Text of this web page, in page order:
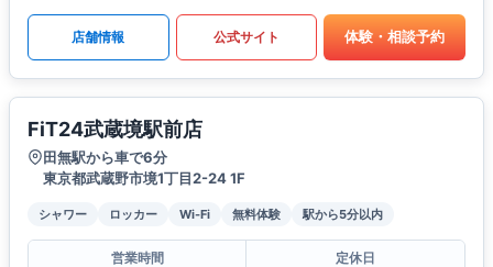
店舗情報 公式サイト 体験・相談予約
FiT24武蔵境駅前店
田無駅から車で6分
東京都武蔵野市境1丁目2-24 1F
シャワー ロッカー Wi-Fi 無料体験 駅から5分以内
営業時間
定休日